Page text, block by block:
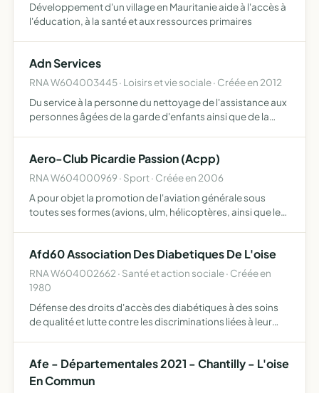
Développement d'un village en Mauritanie aide à l'accès à
l'éducation, à la santé et aux ressources primaires
Adn Services
RNA W604003445 · Loisirs et vie sociale · Créée en 2012
Du service à la personne du nettoyage de l'assistance aux
personnes âgées de la garde d'enfants ainsi que de la
Aero-Club Picardie Passion (Acpp)
RNA W604000969 · Sport · Créée en 2006
A pour objet la promotion de l'aviation générale sous
toutes ses formes (avions, ulm, hélicoptères, ainsi que les
Afd60 Association Des Diabetiques De L'oise
RNA W604002662 · Santé et action sociale · Créée en
1980
Défense des droits d'accès des diabétiques à des soins
de qualité et lutte contre les discriminations liées à leur
Afe - Départementales 2021 - Chantilly - L'oise
En Commun